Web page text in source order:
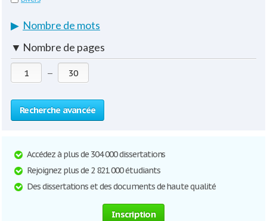
▶ Nombre de mots
▼ Nombre de pages
—
Recherche avancée
Accédez à plus de 304 000 dissertations
Rejoignez plus de 2 821 000 étudiants
Des dissertations et des documents de haute qualité
Inscription